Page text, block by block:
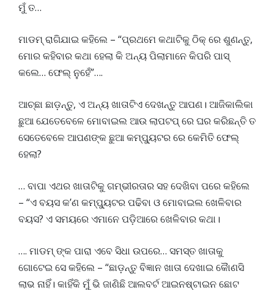
ମୁଁ ତ…
ମାଡମ୍ ରାଗିଯାଇ କହିଲେ – “ପ୍ରଥମେ କଥାଟିକୁ ଠିକ୍ ରେ ଶୁଣନ୍ତୁ,
ମୋର କହିବାର କଥା ହେଲା କି ଅନ୍ୟ ପିଲାମାନେ କିପରି ପାସ୍
କଲେ… ଫେଲ୍ ନୁହେଁ”….
ଆଚ୍ଛା ଛାଡ଼ନ୍ତୁ, ଏ ଅନ୍ୟ ଖାତାଟିଏ ଦେଖନ୍ତୁ ଆପଣ। ଆଜିକାଲିକା
ଛୁଆ ଯେତେବେଳେ ମୋବାଇଲ ଆଉ ଲାପଟପ୍ ରେ ଘର କରିଛନ୍ତି ତ
ସେତେବେଳେ ଆପଣଙ୍କ ଛୁଆ କମ୍ପ୍ୟୁଟର ରେ କେମିତି ଫେଲ୍
ହେଲା?
… ବାପା ଏଥର ଖାତାଟିକୁ ଗମ୍ଭୀରତାର ସହ ଦେଖିବା ପରେ କହିଲେ
– “ଏ ବୟସ କ’ଣ କମ୍ପ୍ୟୁଟର ପଢିବା ଓ ମୋବାଇଲ ଖେଳିବାର
ବୟସ? ଏ ସମୟରେ ଏମାନେ ପଡ଼ିଆରେ ଖେଳିବାର କଥା।
…. ମାଡମ୍ ଙ୍କ ପାରା ଏବେ ସିଧା ଉପରେ… ସମସ୍ତ ଖାତାକୁ
ଗୋଟେଇ ସେ କହିଲେ – “ଛାଡ଼ନ୍ତୁ ବିଜ୍ଞାନ ଖାତା ଦେଖାଇ କୈାଣସି
ଲାଭ ନାହିଁ। କାହିଁକି ମୁଁ ଭି ଜାଣିଛି ଆଲବର୍ଟ ଆଇନଷ୍ଟାଇନ ଛୋଟ